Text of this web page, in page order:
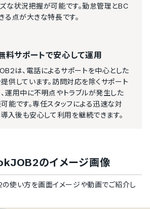
な状況把握が可能です。勤怠管理とBC
点が大きな特長です。
料サポートで安心して運用
は、電話によるサポートを中心とした
供しています。訪問対応を除くサポート
運用中に不明点やトラブルが発生した
能です。専任スタッフによる迅速な対
導入後も安心して利用を継続できます。
のイメージ画像
の使い方を画面イメージや動画でご紹介し